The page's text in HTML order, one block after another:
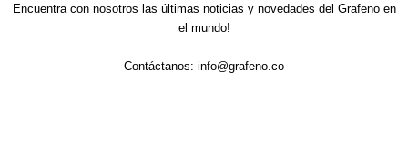
Encuentra con nosotros las últimas noticias y novedades del Grafeno en
el mundo!
Contáctanos: info@grafeno.co